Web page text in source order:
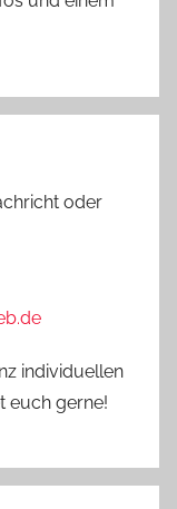
oder
individuellen
euch gerne!